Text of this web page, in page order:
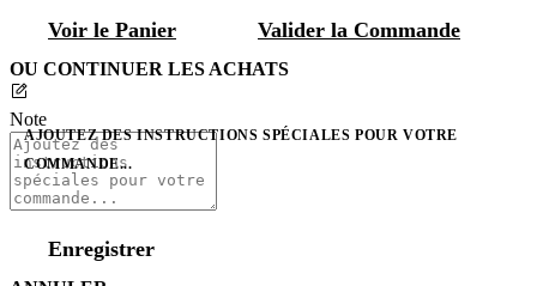
Voir le Panier Valider la Commande
OU CONTINUER LES ACHATS
Note
AJOUTEZ DES INSTRUCTIONS SPÉCIALES POUR VOTRE
COMMANDE...
Enregistrer